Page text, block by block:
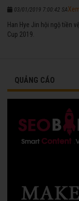
03/01/2019 7:00:42 SA
Han Hye Jin hội ngộ tiền
Cup 2019.
QUẢNG CÁO